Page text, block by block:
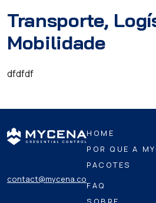
Transporte,
Mobilidade
dfdfdf
contact@mycena.co
HOME
POR QUE A
PACOTES
FAQ